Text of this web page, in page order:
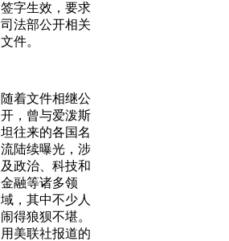
签字生效，要求
司法部公开相关
文件。
随着文件相继公
开，曾与爱泼斯
坦往来的各国名
流陆续曝光，涉
及政治、科技和
金融等诸多领
域，其中不少人
闹得狼狈不堪。
用美联社报道的